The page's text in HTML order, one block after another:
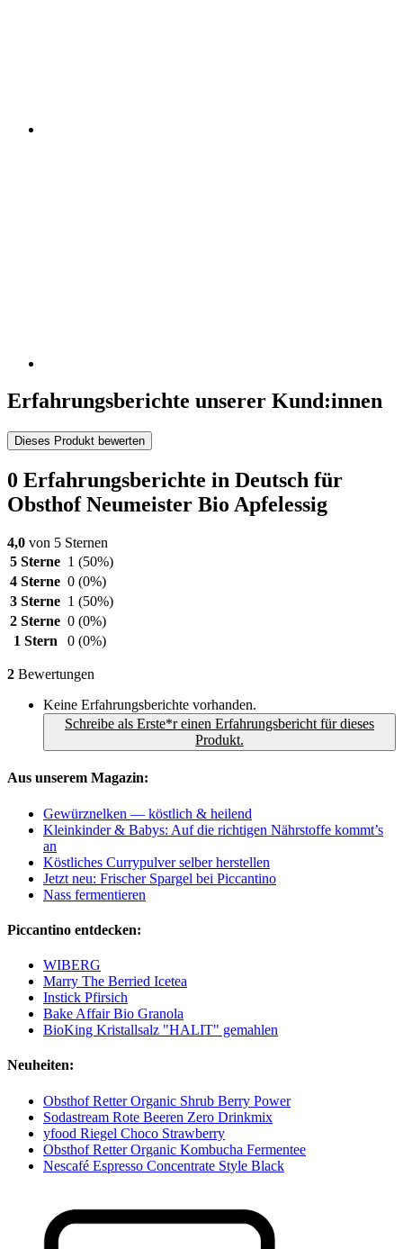
Erfahrungsberichte unserer Kund:innen
Dieses Produkt bewerten
0 Erfahrungsberichte in Deutsch für
Obsthof Neumeister Bio Apfelessig
4,0 von 5 Sternen
5 Sterne 1 (50%)
4 Sterne 0 (0%)
3 Sterne 1 (50%)
2 Sterne 0 (0%)
1 Stern
0 (0%)
2 Bewertungen
Keine Erfahrungsberichte vorhanden.
Schreibe als Erste*r einen Erfahrungsbericht für dieses
Produkt.
Aus unserem Magazin:
Gewürznelken — köstlich & heilend
Kleinkinder & Babys: Auf die richtigen Nährstoffe kommt’s
an
Köstliches Currypulver selber herstellen
Jetzt neu: Frischer Spargel bei Piccantino
Nass fermentieren
Piccantino entdecken:
WIBERG
Marry The Berried Icetea
Instick Pfirsich
Bake Affair Bio Granola
BioKing Kristallsalz "HALIT" gemahlen
Neuheiten:
Obsthof Retter Organic Shrub Berry Power
Sodastream Rote Beeren Zero Drinkmix
yfood Riegel Choco Strawberry
Obsthof Retter Organic Kombucha Fermentee
Nescafé Espresso Concentrate Style Black